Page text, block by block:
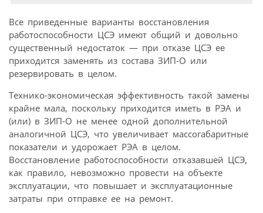
Все приведенные варианты восстановления
работоспособности ЦСЭ имеют общий и довольно
существенный недостаток — при отказе ЦСЭ ее
приходится заменять из состава ЗИП-О или
резервировать в целом.
Технико-экономическая эффективность такой замены
крайне мала, поскольку приходится иметь в РЭА и
(или) в ЗИП-О не менее одной дополнительной
аналогичной ЦСЭ, что увеличивает массогабаритные
показатели и удорожает РЭА в целом.
Восстановление работоспособности отказавшей ЦСЭ,
как правило, невозможно провести на объекте
эксплуатации, что повышает и эксплуатационные
затраты при отправке ее на ремонт.